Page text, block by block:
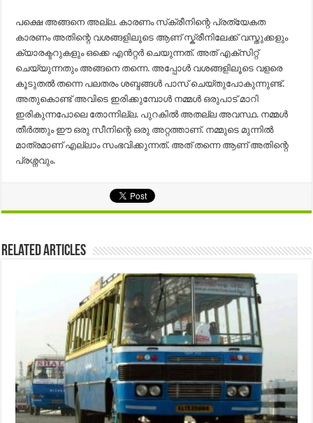
പക്ഷെ അങ്ങനെ അല്ല. കാരണം സ്‌ക്രീനിന്റെ പ്രത്യേകത
കാരണം അതിന്റെ വശങ്ങളിലൂടെ ആണ് സ്ക്രീനിലേക്ക് വസ്തുക്കളും
ക്യാരക്ടറുകളും ഒക്കെ എൻറ്റർ ചെയുന്നത്. അത് എക്സിറ്റ്
ചെയ്യുന്നതും അങ്ങനെ തന്നെ. അപ്പോൾ വശങ്ങളിലൂടെ വളരെ
കൂടുതൽ തന്നെ പലതരം ശബ്ദങ്ങൾ പാസ് ചെയ്തുപോകുന്നുണ്ട്.
അതുകൊണ്ട് അവിടെ ഇരിക്കുമ്പോൾ നമ്മൾ ഒരുപാട് മാറി
ഇരികുന്നപോലെ തോന്നില്ല. പുറകിൽ അതല്ല അവസ്ഥ. നമ്മൾ
തീർത്തും ഈ ഒരു സീനിന്റെ ഒരു അറ്റത്താണ്. നമ്മുടെ മുന്നിൽ
മാത്രമാണ് എല്ലാം സംഭവിക്കുന്നത്. അത് തന്നെ ആണ് അതിന്റെ
പ്രശ്നവും.
Related Articles